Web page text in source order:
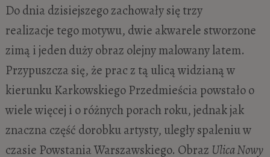
Do dnia dzisiejszego zachowały się trzy
realizacje tego motywu, dwie akwarele stworzone
zimą i jeden duży obraz olejny malowany latem.
Przypuszcza się, że prac z tą ulicą widzianą w
kierunku Karkowskiego Przedmieścia powstało o
wiele więcej i o różnych porach roku, jednak jak
znaczna część dorobku artysty, uległy spaleniu w
czasie Powstania Warszawskiego. Obraz Ulica Nowy